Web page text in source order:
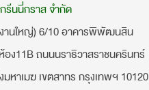
รีนนี่กราส จำกัด
านใหญ่) 6/10 อาคารพิพัฒนสิน
อง11B ถนนนราธิวาสราชนครินทร์
มหาเมฆ เขตสาทร กรุงเทพฯ 10120